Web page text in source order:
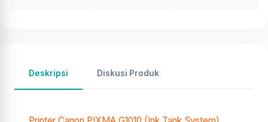
Deskripsi Diskusi Produk